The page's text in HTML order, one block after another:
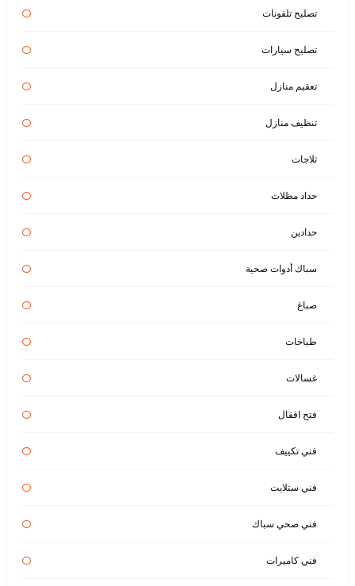
تصليح تلفونات
تصليح سيارات
تعقيم منازل
تنظيف منازل
ثلاجات
حداد مظلات
حدادين
سباك أدوات صحية
صباغ
طباخات
غسالات
فتح اقفال
فني تكييف
فني ستلايت
فني صحي سباك
فني كاميرات